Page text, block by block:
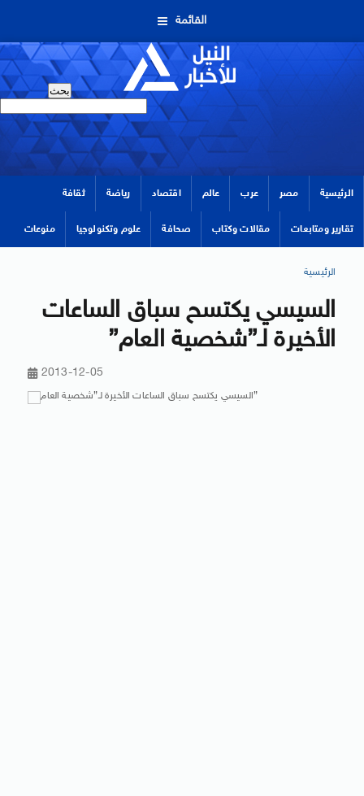
القائمة
الرئيسية مصر عرب عالم اقتصاد رياضة ثقافة
تقارير ومتابعات مقالات وكتاب صحافة علوم وتكنولوجيا منوعات
الرئيسية
السيسي يكتسح سباق الساعات
الأخيرة لـ”شخصية العام”
2013-12-05